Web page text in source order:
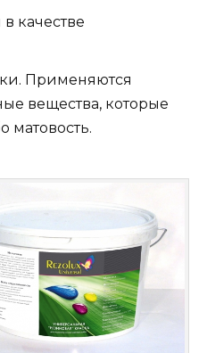
качестве
Применяются
вещества, которые
матовость.